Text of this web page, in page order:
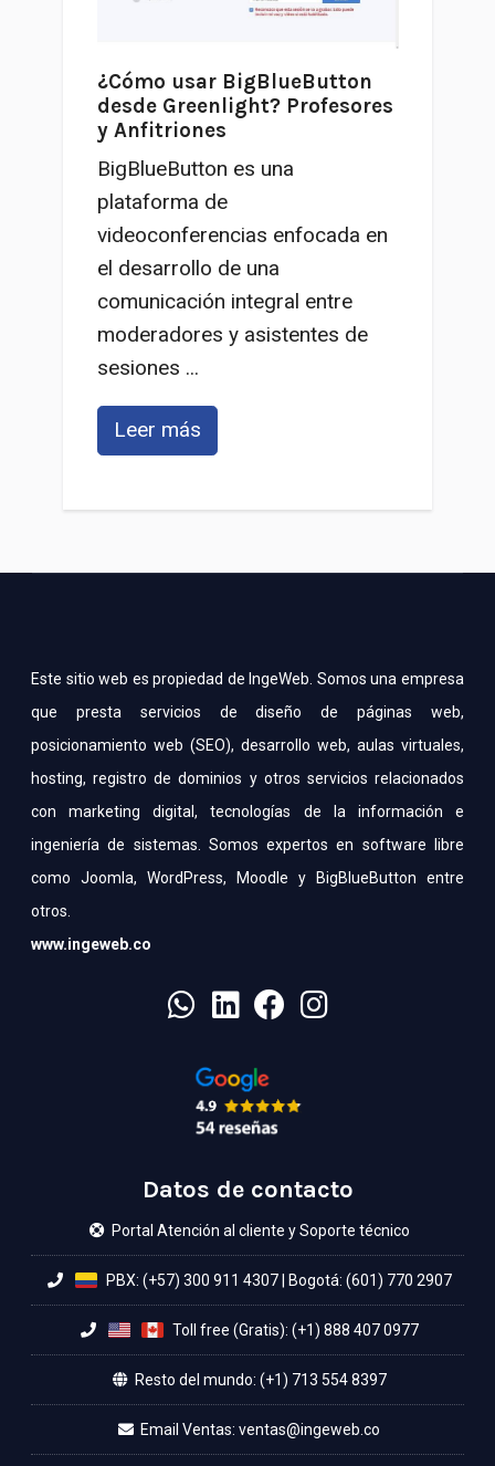
¿Cómo usar BigBlueButton
desde Greenlight? Profesores
y Anfitriones
BigBlueButton es una
plataforma de
videoconferencias enfocada en
el desarrollo de una
comunicación integral entre
moderadores y asistentes de
sesiones ...
Leer más
Este sitio web es propiedad de IngeWeb. Somos una empresa
que presta servicios de diseño de páginas web,
posicionamiento web (SEO), desarrollo web, aulas virtuales,
hosting, registro de dominios y otros servicios relacionados
con marketing digital, tecnologías de la información e
ingeniería de sistemas. Somos expertos en software libre
como Joomla, WordPress, Moodle y BigBlueButton entre
otros.
www.ingeweb.co
Datos de contacto
Portal Atención al cliente y Soporte técnico
PBX: (+57) 300 911 4307| Bogotá: (601) 770 2907
Toll free (Gratis): (+1) 888 407 0977
Resto del mundo: (+1) 713 554 8397
Email Ventas: